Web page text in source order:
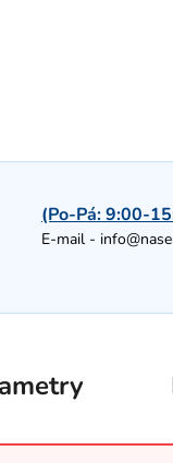
(Po-Pá: 9:00-
E-mail -